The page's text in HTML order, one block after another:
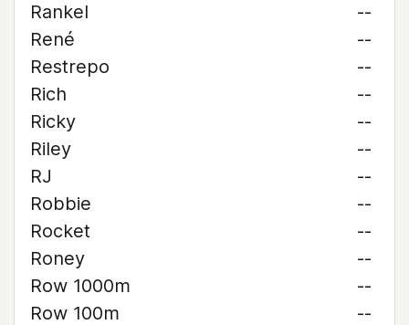
Rankel
--
René
--
Restrepo
--
Rich
--
Ricky
--
Riley
--
RJ
--
Robbie
--
Rocket
--
Roney
--
Row 1000m
--
Row 100m
--